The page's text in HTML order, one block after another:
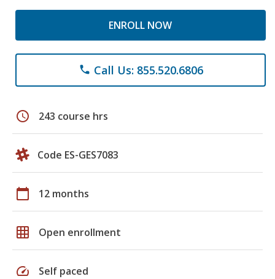
ENROLL NOW
phone Call Us: 855.520.6806
schedule 243 course hrs
Code ES-GES7083
calendar_today 12 months
grid_on Open enrollment
speed Self paced